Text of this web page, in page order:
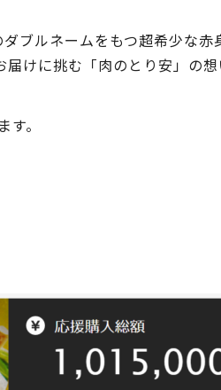
ブルネームをもつ超希少な赤
けに挑む「肉のとり安」の想
。